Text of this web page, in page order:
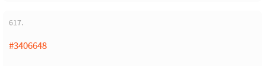
617.
#3406648